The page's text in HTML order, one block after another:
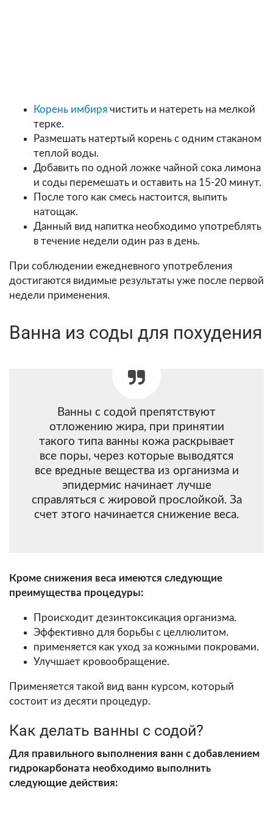
Корень имбиря чистить и натереть на мелкой
терке.
Размешать натертый корень с одним стаканом
теплой воды.
Добавить по одной ложке чайной сока лимона
и соды перемешать и оставить на 15-20 минут.
После того как смесь настоится, выпить
натощак.
Данный вид напитка необходимо употреблять
в течение недели один раз в день.
При соблюдении ежедневного употребления
достигаются видимые результаты уже после первой
недели применения.
Ванна из соды для похудения
Ванны с содой препятствуют
отложению жира, при принятии
такого типа ванны кожа раскрывает
все поры, через которые выводятся
все вредные вещества из организма и
эпидермис начинает лучше
справляться с жировой прослойкой. За
счет этого начинается снижение веса.
Кроме снижения веса имеются следующие
преимущества процедуры:
Происходит дезинтоксикация организма.
Эффективно для борьбы с целлюлитом.
применяется как уход за кожными покровами.
Улучшает кровообращение.
Применяется такой вид ванн курсом, который
состоит из десяти процедур.
Как делать ванны с содой?
Для правильного выполнения ванн с добавлением
гидрокарбоната необходимо выполнить
следующие действия: